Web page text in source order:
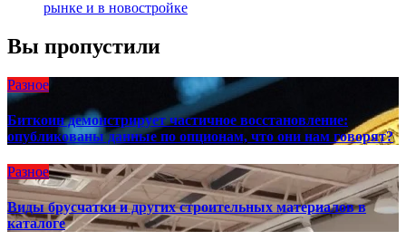
рынке и в новостройке
Вы пропустили
Разное
Биткоин демонстрирует частичное восстановление:
опубликованы данные по опционам, что они нам говорят?
Разное
Виды брусчатки и других строительных материалов в
каталоге